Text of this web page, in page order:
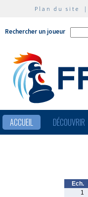
Plan du site
Rechercher un joueur
ACCUEIL DÉCOUVRIR
Ech.
1